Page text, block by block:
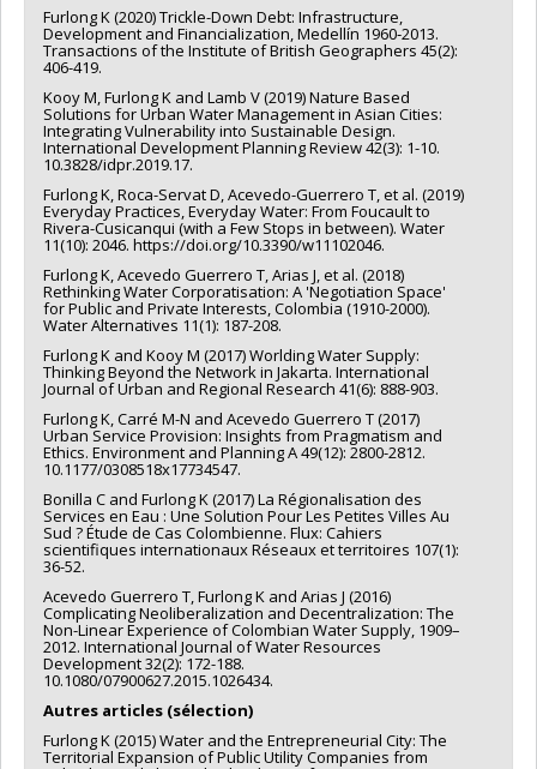
Furlong K (2020) Trickle-Down Debt: Infrastructure,
Development and Financialization, Medellín 1960‐2013.
Transactions of the Institute of British Geographers 45(2):
406-419.
Kooy M, Furlong K and Lamb V (2019) Nature Based
Solutions for Urban Water Management in Asian Cities:
Integrating Vulnerability into Sustainable Design.
International Development Planning Review 42(3): 1-10.
10.3828/idpr.2019.17.
Furlong K, Roca-Servat D, Acevedo-Guerrero T, et al. (2019)
Everyday Practices, Everyday Water: From Foucault to
Rivera-Cusicanqui (with a Few Stops in between). Water
11(10): 2046. https://doi.org/10.3390/w11102046.
Furlong K, Acevedo Guerrero T, Arias J, et al. (2018)
Rethinking Water Corporatisation: A 'Negotiation Space'
for Public and Private Interests, Colombia (1910-2000).
Water Alternatives 11(1): 187-208.
Furlong K and Kooy M (2017) Worlding Water Supply:
Thinking Beyond the Network in Jakarta. International
Journal of Urban and Regional Research 41(6): 888-903.
Furlong K, Carré M-N and Acevedo Guerrero T (2017)
Urban Service Provision: Insights from Pragmatism and
Ethics. Environment and Planning A 49(12): 2800-2812.
10.1177/0308518x17734547.
Bonilla C and Furlong K (2017) La Régionalisation des
Services en Eau : Une Solution Pour Les Petites Villes Au
Sud ? Étude de Cas Colombienne. Flux: Cahiers
scientifiques internationaux Réseaux et territoires 107(1):
36-52.
Acevedo Guerrero T, Furlong K and Arias J (2016)
Complicating Neoliberalization and Decentralization: The
Non-Linear Experience of Colombian Water Supply, 1909–
2012. International Journal of Water Resources
Development 32(2): 172-188.
10.1080/07900627.2015.1026434.
Autres articles (sélection)
Furlong K (2015) Water and the Entrepreneurial City: The
Territorial Expansion of Public Utility Companies from